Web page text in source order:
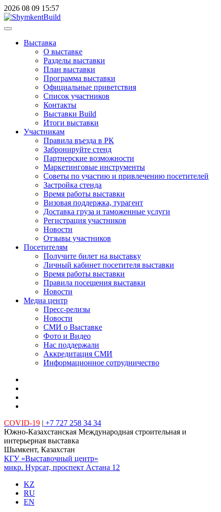
2026 08 09 15:57
Выставка
О выставке
Разделы выставки
План выставки
Программа выставки
Официальные приветствия
Cписок участников
Контакты
Выставки Build
Итоги выставки
Участникам
Правила въезда в РК
Забронируйте стенд
Партнерские возможности
Маркетинговые инструменты
Советы по участию и привлечению посетителей
Застройка стенда
Время работы выставки
Визовая поддержка, турагент
Доставка груза и таможенные услуги
Регистрация участников
Новости
Отзывы участников
Посетителям
Получите билет на выставку
Личный кабинет посетителя выставки
Время работы выставки
Правила посещения выставки
Новости
Медиа центр
Пресс-релизы
Новости
СМИ о Выставке
Фото и Видео
Нас поддержали
Аккредитация СМИ
Информационное сотрудничество
COVID-19 | +7 727 258 34 34
Южно-Казахстанская Международная строительная и
интерьерная выставка
Шымкент, Казахстан
КГУ «Выставочный центр»
микр. Нурсат, проспект Астана 12
KZ
RU
EN